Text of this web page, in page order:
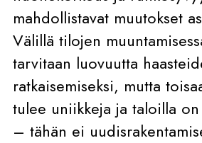
mahdollistavat muutokset
Välillä tilojen
tarvitaan luovuutta
ratkaisemiseksi, mutta
tulee uniikkeja ja taloilla
– tähän ei